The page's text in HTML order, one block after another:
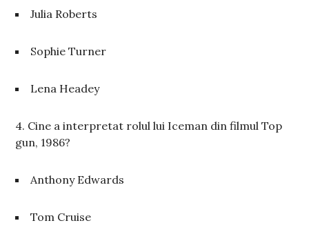
Julia Roberts
Sophie Turner
Lena Headey
4. Cine a interpretat rolul lui Iceman din filmul Top
gun, 1986?
Anthony Edwards
Tom Cruise